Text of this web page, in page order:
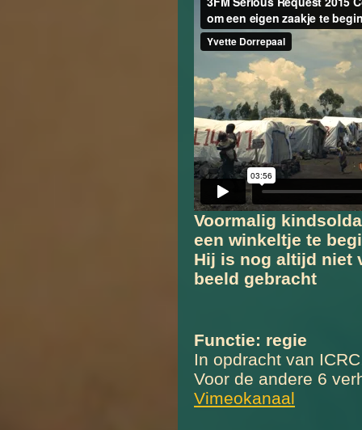
Voormalig
een winkeltje te
Hij is nog altijd niet
beeld gebracht
Functie: regie
In opdracht van
Voor de andere 6
Vimeokanaal